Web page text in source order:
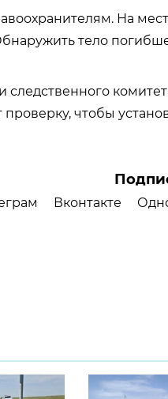
На
тело
чтобы
Вконтакте